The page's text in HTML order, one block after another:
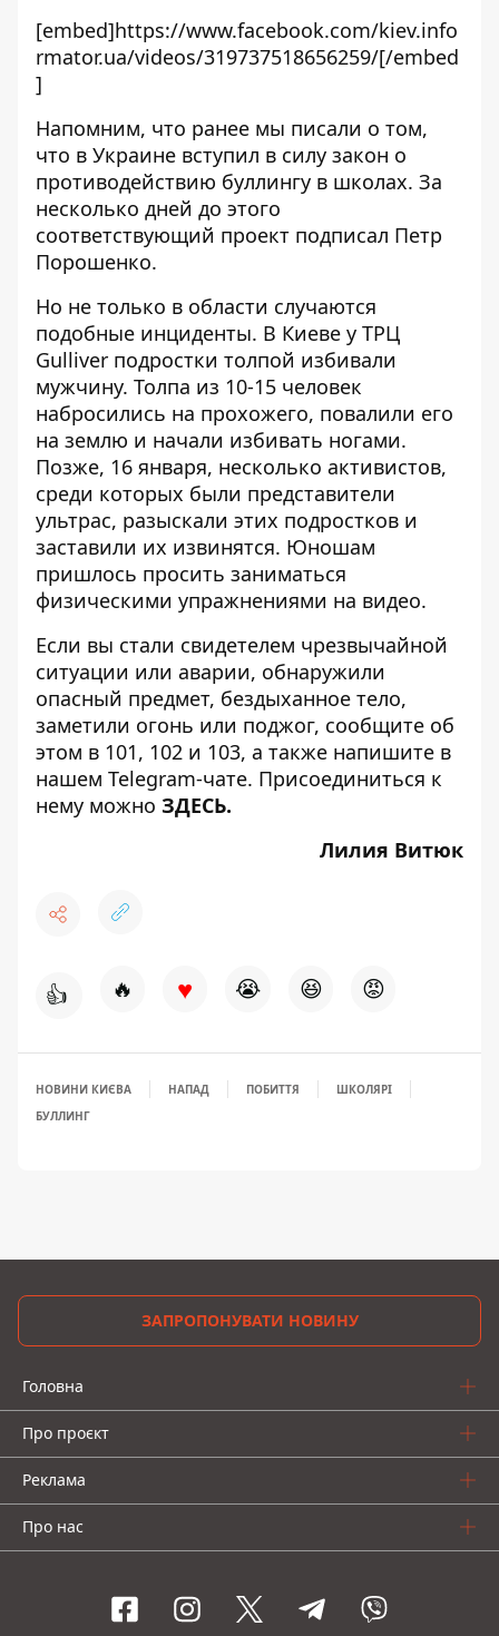
[embed]https://www.facebook.com/kiev.info
rmator.ua/videos/319737518656259/[/embed
]
Напомним, что ранее мы писали о том,
что в Украине вступил в силу закон о
противодействию буллингу в школах. За
несколько дней до этого
соответствующий проект подписал Петр
Порошенко.
Но не только в области случаются
подобные инциденты. В Киеве у ТРЦ
Gulliver подростки толпой избивали
мужчину. Толпа из 10-15 человек
набросились на прохожего, повалили его
на землю и начали избивать ногами.
Позже, 16 января, несколько активистов,
среди которых были представители
ультрас, разыскали этих подростков и
заставили их извинятся. Юношам
пришлось просить заниматься
физическими упражнениями на видео.
Если вы стали свидетелем чрезвычайной
ситуации или аварии, обнаружили
опасный предмет, бездыханное тело,
заметили огонь или поджог, сообщите об
этом в 101, 102 и 103, а также напишите в
нашем Telegram-чате. Присоединиться к
нему можно ЗДЕСЬ.
Лилия Витюк
👍 🔥 ♥ 😭 😆 😡
НОВИНИ КИЄВА НАПАД ПОБИТТЯ
ШКОЛЯРІ
БУЛЛИНГ
ЗАПРОПОНУВАТИ НОВИНУ
Головна
Про проєкт
Реклама
Про нас